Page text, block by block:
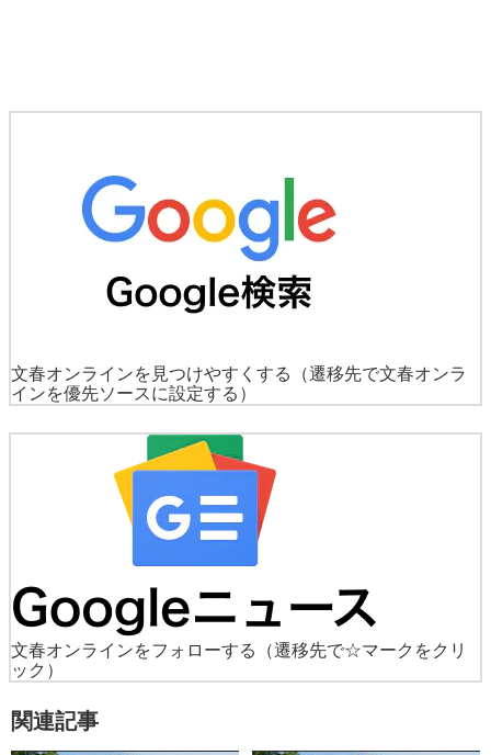
文春オンラインを見つけやすくする
（遷移先で文春オンラ
インを優先ソースに設定する）
文春オンラインをフォローする
（遷移先で☆マークをクリ
ック）
関連記事